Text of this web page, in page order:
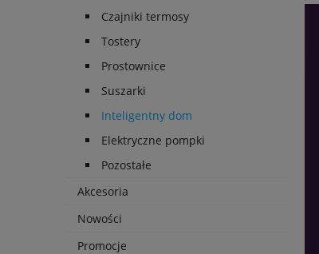
Czajniki termosy
Tostery
Prostownice
Suszarki
Inteligentny dom
Elektryczne pompki
Pozostałe
Akcesoria
Nowości
Promocje